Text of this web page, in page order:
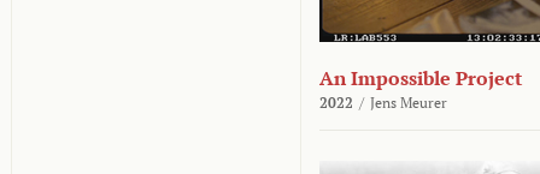
An Impossible Project
2022 / Jens Meurer